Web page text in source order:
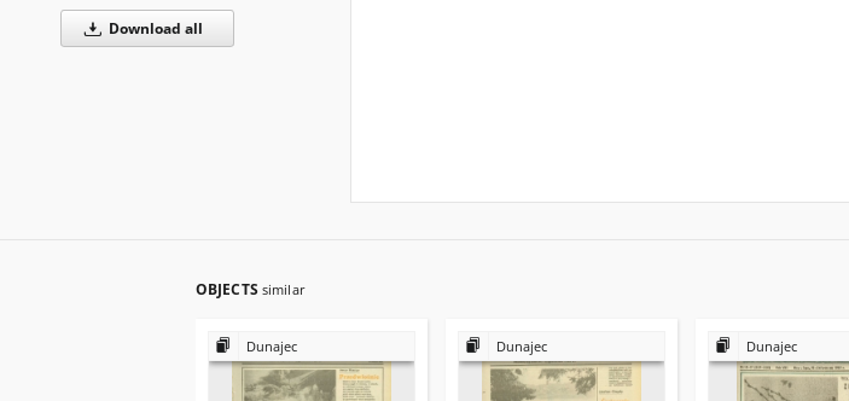
Download all
OBJECTS similar
Dunajec Dunajec Dunajec